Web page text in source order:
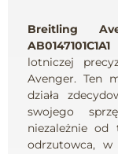
Breitling
AB0147101C1A1
lotniczej
Avenger. Ten
działa
swojego
niezależnie od
odrzutowca,